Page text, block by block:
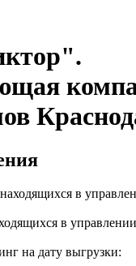
в
в
на дату выгрузки: